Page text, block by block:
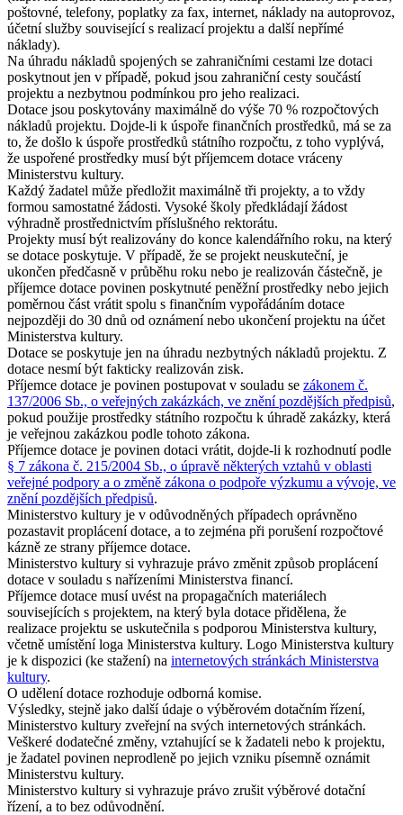
poštovné, telefony, poplatky za fax, internet, náklady na autoprovoz,
účetní služby související s realizací projektu a další nepřímé
náklady).
Na úhradu nákladů spojených se zahraničními cestami lze dotaci
poskytnout jen v případě, pokud jsou zahraniční cesty součástí
projektu a nezbytnou podmínkou pro jeho realizaci.
Dotace jsou poskytovány maximálně do výše 70 % rozpočtových
nákladů projektu. Dojde-li k úspoře finančních prostředků, má se za
to, že došlo k úspoře prostředků státního rozpočtu, z toho vyplývá,
že uspořené prostředky musí být příjemcem dotace vráceny
Ministerstvu kultury.
Každý žadatel může předložit maximálně tři projekty, a to vždy
formou samostatné žádosti. Vysoké školy předkládají žádost
výhradně prostřednictvím příslušného rektorátu.
Projekty musí být realizovány do konce kalendářního roku, na který
se dotace poskytuje. V případě, že se projekt neuskuteční, je
ukončen předčasně v průběhu roku nebo je realizován částečně, je
příjemce dotace povinen poskytnuté peněžní prostředky nebo jejich
poměrnou část vrátit spolu s finančním vypořádáním dotace
nejpozději do 30 dnů od oznámení nebo ukončení projektu na účet
Ministerstva kultury.
Dotace se poskytuje jen na úhradu nezbytných nákladů projektu. Z
dotace nesmí být fakticky realizován zisk.
Příjemce dotace je povinen postupovat v souladu se zákonem č.
137/2006 Sb., o veřejných zakázkách, ve znění pozdějších předpisů,
pokud použije prostředky státního rozpočtu k úhradě zakázky, která
je veřejnou zakázkou podle tohoto zákona.
Příjemce dotace je povinen dotaci vrátit, dojde-li k rozhodnutí podle
§ 7 zákona č. 215/2004 Sb., o úpravě některých vztahů v oblasti
veřejné podpory a o změně zákona o podpoře výzkumu a vývoje, ve
znění pozdějších předpisů.
Ministerstvo kultury je v odůvodněných případech oprávněno
pozastavit proplácení dotace, a to zejména při porušení rozpočtové
kázně ze strany příjemce dotace.
Ministerstvo kultury si vyhrazuje právo změnit způsob proplácení
dotace v souladu s nařízeními Ministerstva financí.
Příjemce dotace musí uvést na propagačních materiálech
souvisejících s projektem, na který byla dotace přidělena, že
realizace projektu se uskutečnila s podporou Ministerstva kultury,
včetně umístění loga Ministerstva kultury. Logo Ministerstva kultury
je k dispozici (ke stažení) na internetových stránkách Ministerstva
kultury.
O udělení dotace rozhoduje odborná komise.
Výsledky, stejně jako další údaje o výběrovém dotačním řízení,
Ministerstvo kultury zveřejní na svých internetových stránkách.
Veškeré dodatečné změny, vztahující se k žadateli nebo k projektu,
je žadatel povinen neprodleně po jejich vzniku písemně oznámit
Ministerstvu kultury.
Ministerstvo kultury si vyhrazuje právo zrušit výběrové dotační
řízení, a to bez odůvodnění.